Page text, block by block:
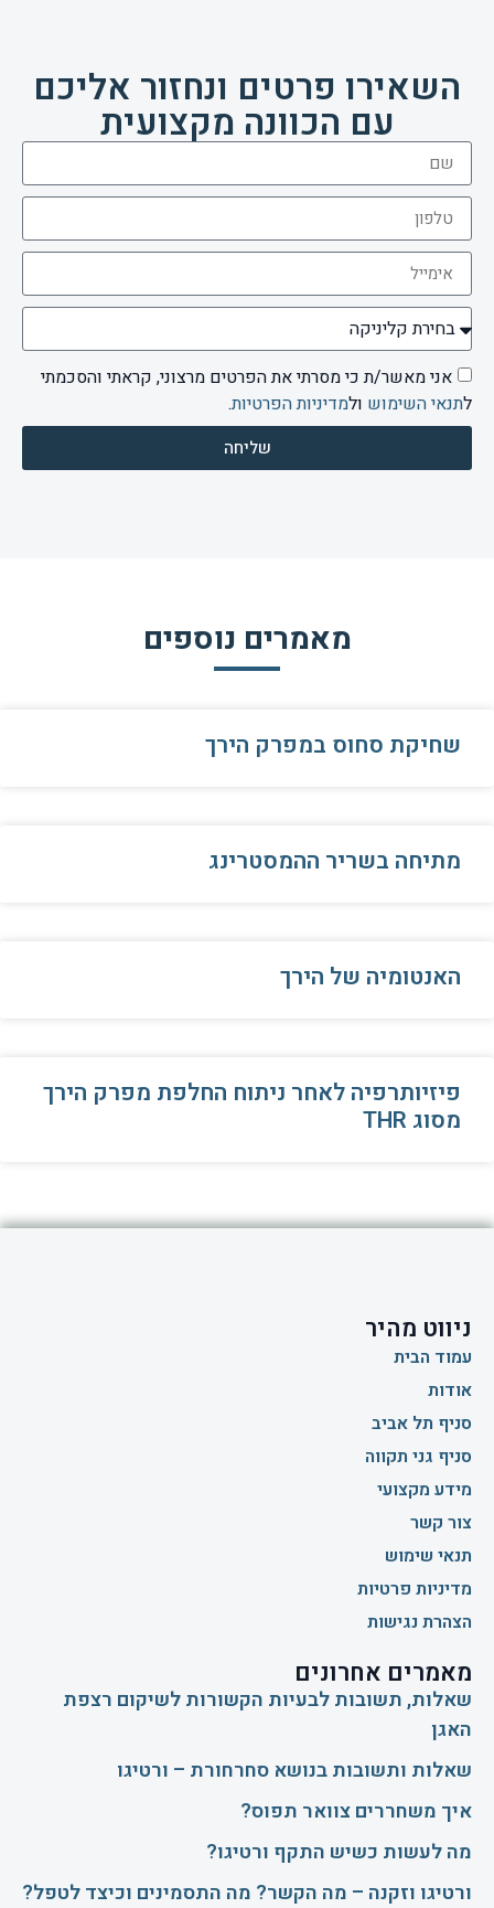
השאירו פרטים ונחזור אליכם
עם הכוונה מקצועית
אני מאשר/ת כי מסרתי את הפרטים מרצוני, קראתי והסכמתי
לתנאי השימוש ולמדיניות הפרטיות.
שליחה
מאמרים נוספים
שחיקת סחוס במפרק הירך
מתיחה בשריר ההמסטרינג
האנטומיה של הירך
פיזיותרפיה לאחר ניתוח החלפת מפרק הירך
מסוג THR
ניווט מהיר
עמוד הבית
אודות
סניף תל אביב
סניף גני תקווה
מידע מקצועי
צור קשר
תנאי שימוש
מדיניות פרטיות
הצהרת נגישות
מאמרים אחרונים
שאלות, תשובות לבעיות הקשורות לשיקום רצפת
האגן
שאלות ותשובות בנושא סחרחורת – ורטיגו
איך משחררים צוואר תפוס?
​מה לעשות כשיש התקף ורטיגו?
ורטיגו וזקנה – מה הקשר? מה התסמינים וכיצד לטפל?